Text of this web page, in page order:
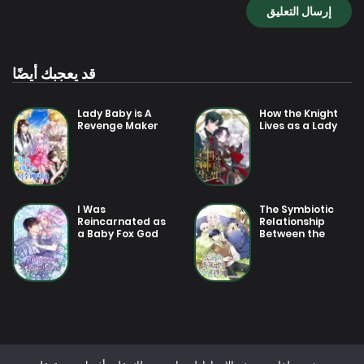
فصل 20 23 يوليو 2025
23 يوليو 2025
فصل 18 23 يوليو 2025
فصل 16 23 يوليو 2025
قد يعجبك أيضًا
How the Knight
Lives as a Lady
Lady Baby is A
Revenge Maker
The Symbiotic
Relationship
Between the
I Was
Reincarnated as
a Baby Fox God